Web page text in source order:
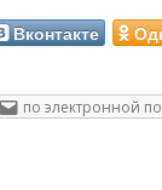
Вконтакте
по электронной